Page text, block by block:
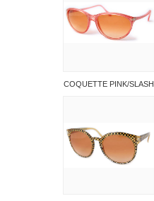
COQUETTE PINK/SLASH